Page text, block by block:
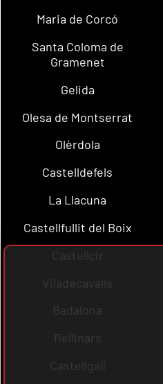
Maria de Corcó
Santa Coloma de
Gramenet
Gelida
Olesa de Montserrat
Olèrdola
Castelldefels
La Llacuna
Castellfullit del Boix
Castellcir
Viladecavalls
Badalona
Rellinars
Castellgalí